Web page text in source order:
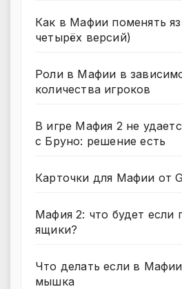
Как в Мафии поменять
четырёх версий)
Роли в Мафии в
количества игроков
В игре Мафия 2 не
с Бруно: решение есть
Карточки для Мафии от
Мафия 2: что будет если
ящики?
Что делать если в
мышка